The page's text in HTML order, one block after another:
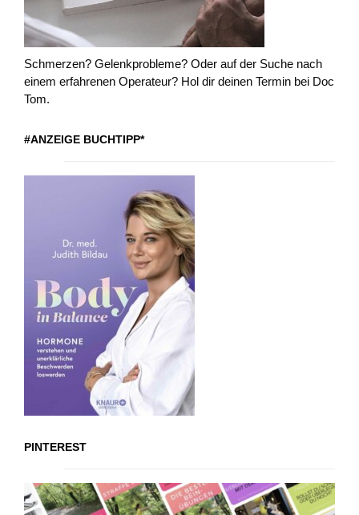
Schmerzen? Gelenkprobleme? Oder auf der Suche nach
einem erfahrenen Operateur? Hol dir deinen Termin bei Doc
Tom.
#ANZEIGE BUCHTIPP*
PINTEREST